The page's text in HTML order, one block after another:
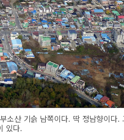
소산 기슭 남쪽이다. 딱 정남향이다.
있다.